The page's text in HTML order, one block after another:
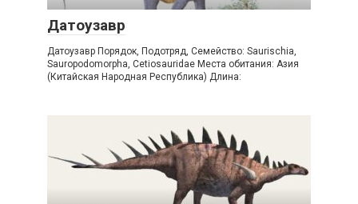
Датоузавр
Датоузавр Порядок, Подотряд, Семейство: Saurischia,
Sauropodomorpha, Cetiosauridae Места обитания: Азия
(Китайская Народная Республика) Длина: